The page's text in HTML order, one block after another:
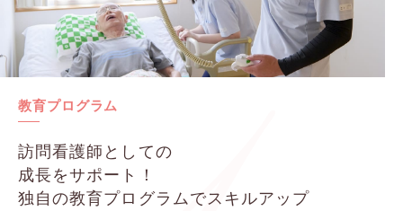
教育プログラム
訪問看護師としての
成長をサポート！
独自の教育プログラムでスキルアップ